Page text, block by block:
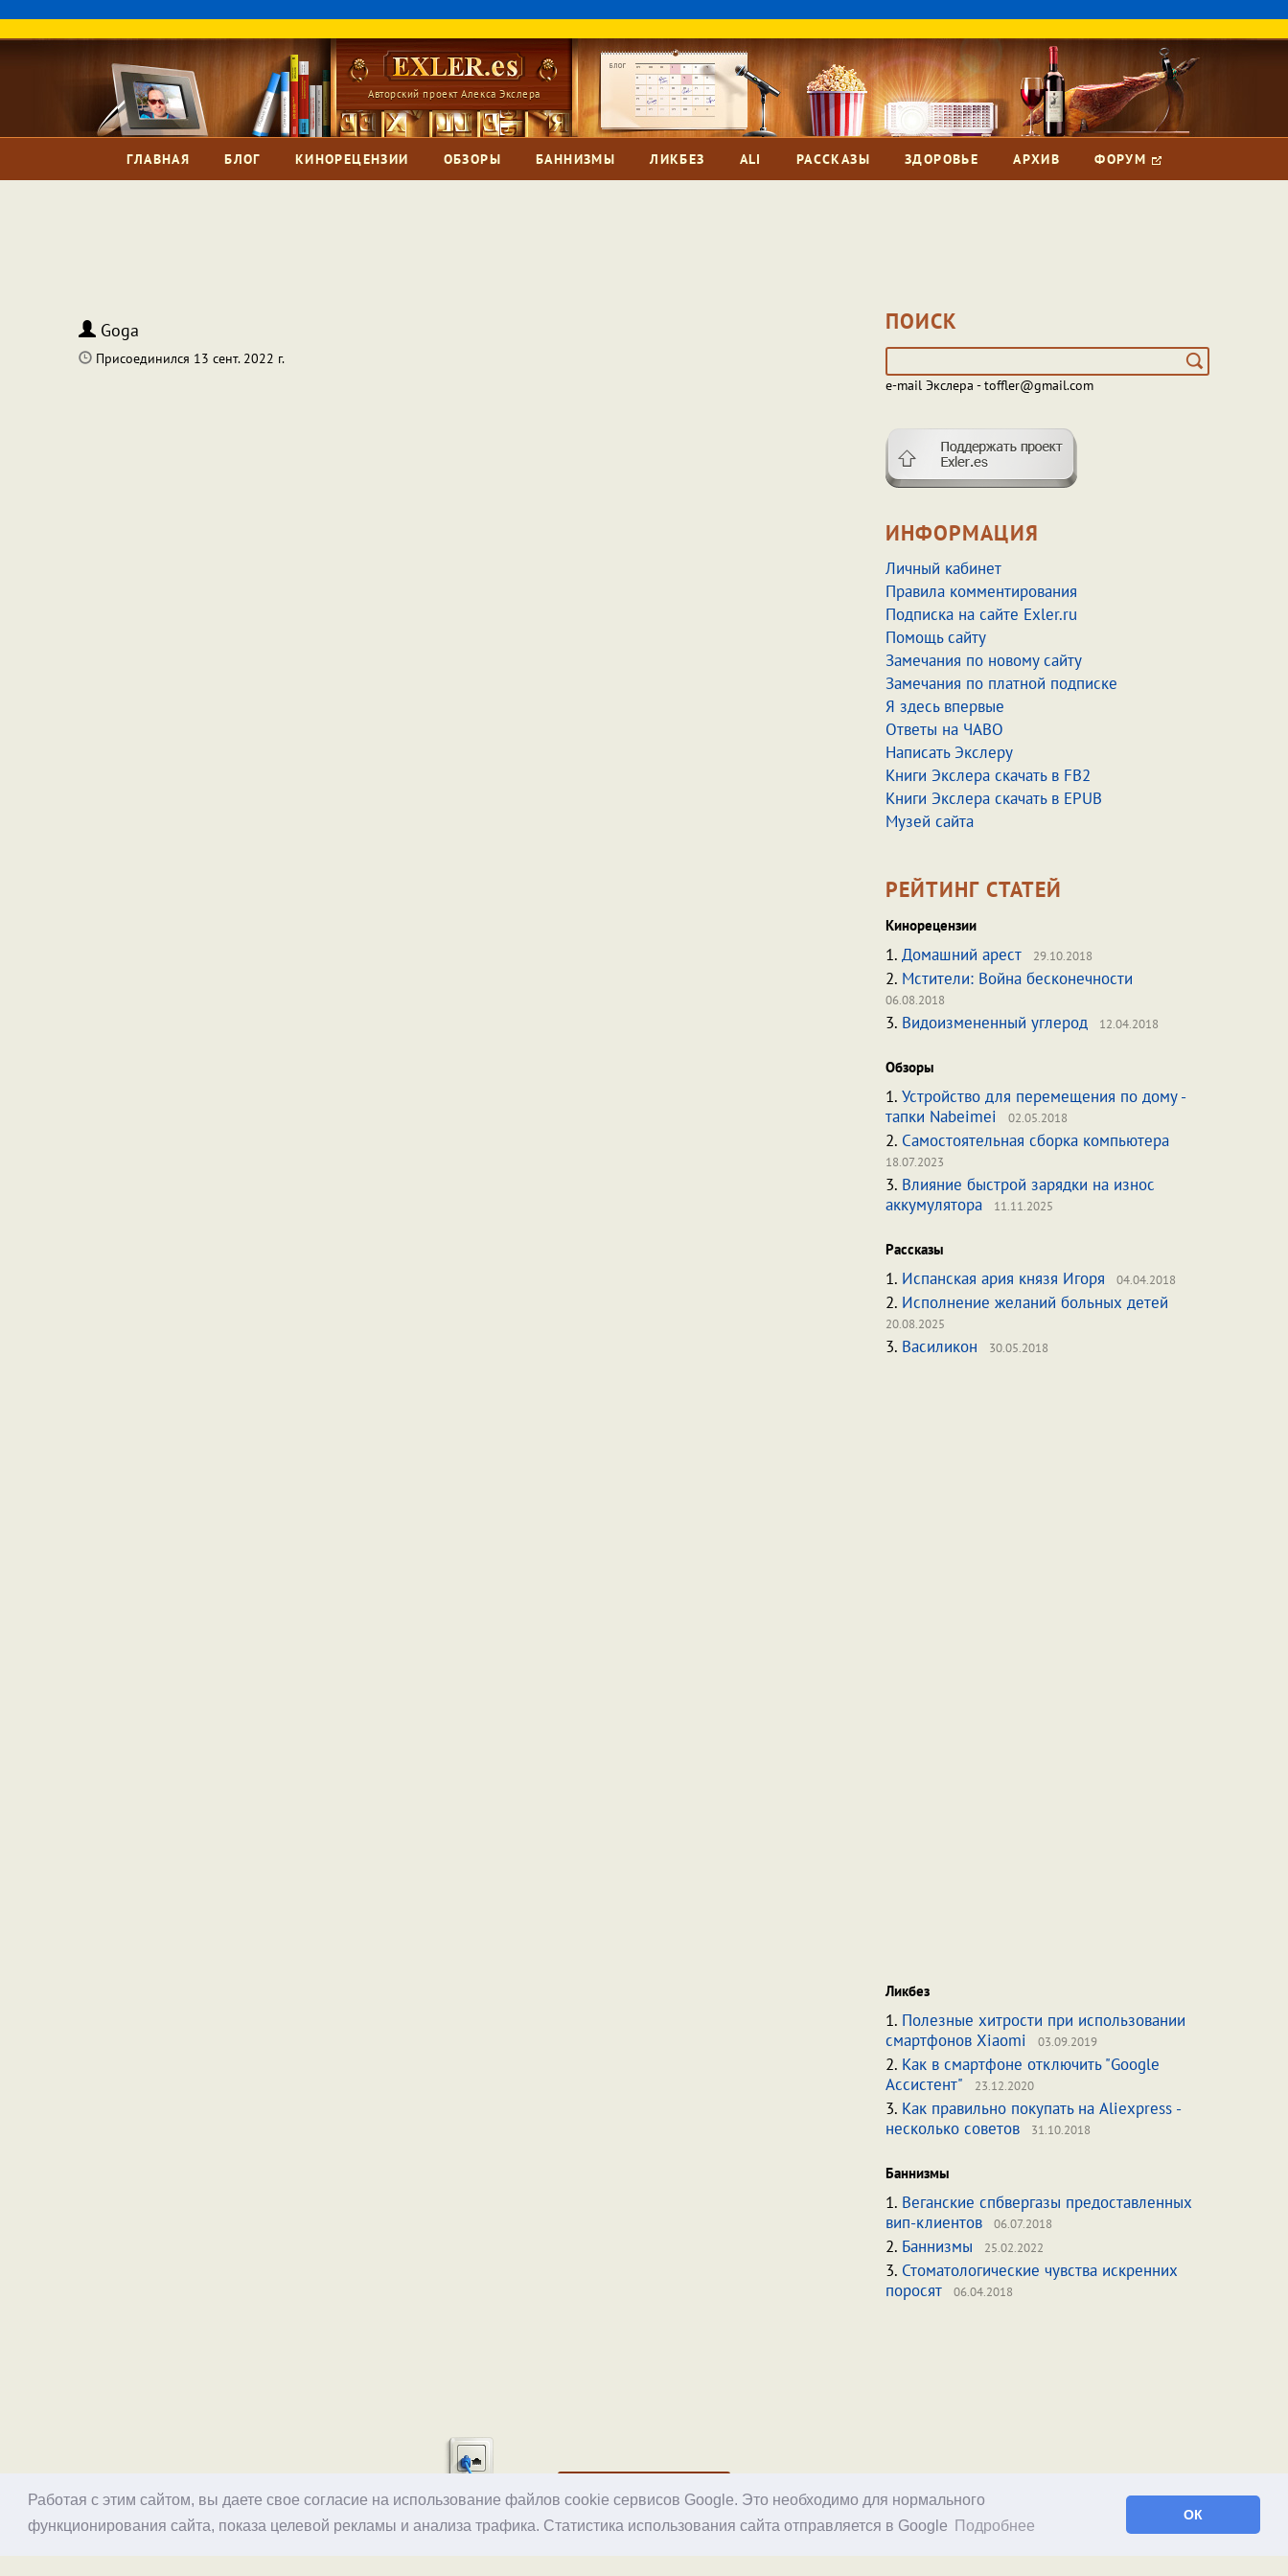
Работая с этим сайтом, вы даете свое согласие на использование файлов cookie сервисов Google. Это необходимо для нормального
функционирования сайта, показа целевой рекламы и анализа трафика. Статистика использования сайта отправляется в Google
Подробнее
ОК
Авторский проект Алекса Экслера
ГЛАВНАЯ БЛОГ КИНОРЕЦЕНЗИИ ОБЗОРЫ БАННИЗМЫ ЛИКБЕЗ ALI РАССКАЗЫ ЗДОРОВЬЕ АРХИВ ФОРУМ
Goga
Присоединился 13 сент. 2022 г.
ПОИСК
e-mail Экслера - toffler@gmail.com
ИНФОРМАЦИЯ
Личный кабинет
Правила комментирования
Подписка на сайте Exler.ru
Помощь сайту
Замечания по новому сайту
Замечания по платной подписке
Я здесь впервые
Ответы на ЧАВО
Написать Экслеру
Книги Экслера скачать в FB2
Книги Экслера скачать в EPUB
Музей сайта
РЕЙТИНГ СТАТЕЙ
Кинорецензии
1. Домашний арест 29.10.2018
2. Мстители: Война бесконечности
06.08.2018
3. Видоизмененный углерод 12.04.2018
Обзоры
1. Устройство для перемещения по дому -
тапки Nabeimei
02.05.2018
2. Самостоятельная сборка компьютера
18.07.2023
3. Влияние быстрой зарядки на износ
аккумулятора
11.11.2025
Рассказы
1. Испанская ария князя Игоря 04.04.2018
2. Исполнение желаний больных детей
20.08.2025
3. Василикон 30.05.2018
Ликбез
1. Полезные хитрости при использовании
смартфонов Xiaomi
03.09.2019
2. Как в смартфоне отключить "Google
Ассистент"
23.12.2020
3. Как правильно покупать на Aliexpress -
несколько советов
31.10.2018
Баннизмы
1. Веганские спбвергазы предоставленных
вип-клиентов
06.07.2018
2. Баннизмы 25.02.2022
3. Стоматологические чувства искренних
поросят
06.04.2018
© 1998–2026 Alex Exler RSS блога